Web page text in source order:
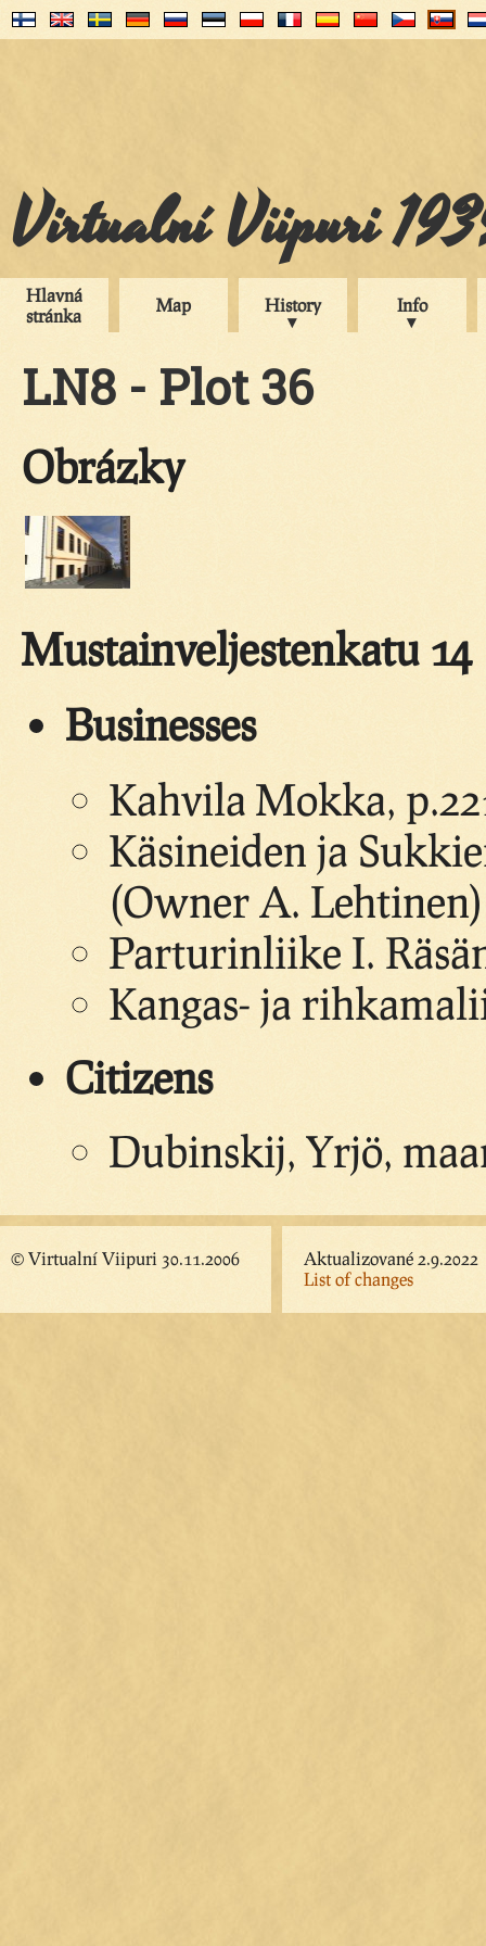
Virtualní Viipuri
Hlavná
stránka
Map History Info
LN8 - Plot 36
Obrázky
Mustainveljestenkatu 14
Businesses
Kahvila Mokka,
Käsineiden ja
(Owner A. Lehtinen)
Parturinliike I.
Kangas- ja
Citizens
Dubinskij, Yrjö,
© Virtualní Viipuri 30.11.2006
Aktualizované 2.9.2022
List of changes